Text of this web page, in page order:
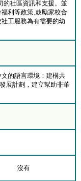
的社區資訊和支援。並
利等政策,鼓勵家校合
工服務為有需要的幼
的語言環境；建構共
展計劃，建立幫助非華
沒有